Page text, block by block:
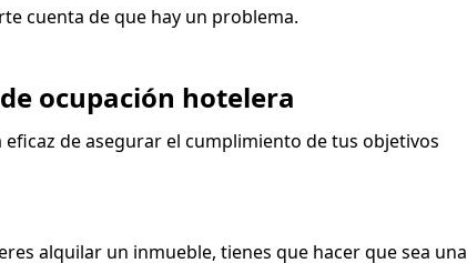
cuenta de que hay un problema.
ocupación hotelera
de asegurar el cumplimiento de tus objetivos
alquilar un inmueble, tienes que hacer que sea una